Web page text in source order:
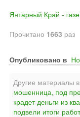
Янтарный Край -
Прочитано 1663 раз
Опубликовано в
Другие материалы в
мошенница, под
крадет деньги из
подвели итоги